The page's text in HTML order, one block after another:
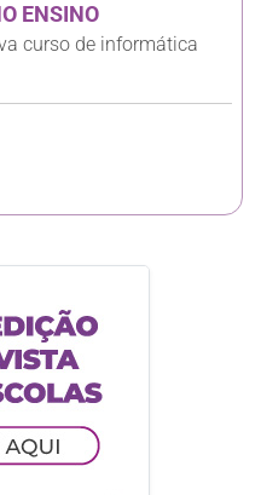
ENSINO
curso de informática